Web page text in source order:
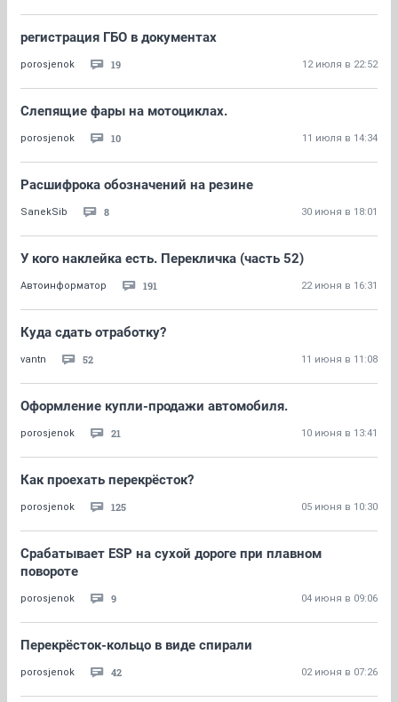
регистрация ГБО в документах
porosjenok 19 12 июля в 22:52
Слепящие фары на мотоциклах.
porosjenok 10 11 июля в 14:34
Расшифрока обозначений на резине
SanekSib 8 30 июня в 18:01
У кого наклейка есть. Перекличка (часть 52)
Автоинформатор 191 22 июня в 16:31
Куда сдать отработку?
vantn 52 11 июня в 11:08
Оформление купли-продажи автомобиля.
porosjenok 21 10 июня в 13:41
Как проехать перекрёсток?
porosjenok 125 05 июня в 10:30
Срабатывает ESP на сухой дороге при плавном
повороте
porosjenok 9 04 июня в 09:06
Перекрёсток-кольцо в виде спирали
porosjenok 42 02 июня в 07:26